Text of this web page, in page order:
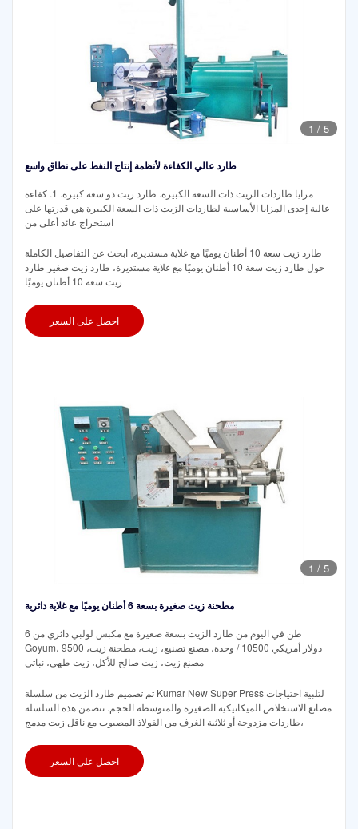
1 / 5
طارد عالي الكفاءة لأنظمة إنتاج النفط على نطاق واسع
مزايا طاردات الزيت ذات السعة الكبيرة. طارد زيت ذو سعة كبيرة. 1. كفاءة
عالية إحدى المزايا الأساسية لطاردات الزيت ذات السعة الكبيرة هي قدرتها على
استخراج عائد أعلى من
طارد زيت سعة 10 أطنان يوميًا مع غلاية مستديرة، ابحث عن التفاصيل الكاملة
حول طارد زيت سعة 10 أطنان يوميًا مع غلاية مستديرة، طارد زيت صغير طارد
زيت سعة 10 أطنان يوميًا
احصل على السعر
1 / 5
مطحنة زيت صغيرة بسعة 6 أطنان يوميًا مع غلاية دائرية
6 طن في اليوم من طارد الزيت بسعة صغيرة مع مكبس لولبي دائري من
Goyum، 9500 دولار أمريكي 10500 / وحدة، مصنع تصنيع، زيت، مطحنة زيت،
مصنع زيت، زيت صالح للأكل، زيت طهي، نباتي
تم تصميم طارد الزيت من سلسلة Kumar New Super Press لتلبية احتياجات
مصانع الاستخلاص الميكانيكية الصغيرة والمتوسطة الحجم. تتضمن هذه السلسلة
طاردات مزدوجة أو ثلاثية الغرف من الفولاذ المصبوب مع ناقل زيت مدمج،
احصل على السعر